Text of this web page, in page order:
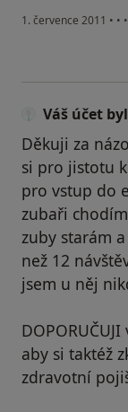
1. července 2011 • • •
Váš účet
Děkuji za
si pro jistotu
pro vstup do
zubaři
zuby starám
než 12
jsem u něj
aby si taktéž
zdravotní